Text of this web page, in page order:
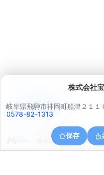
株式会社
岐阜県飛騨市神岡町船津２１１
0578-82-1313
保存
岐阜県飛騨市神岡町寺林
アプリで見る